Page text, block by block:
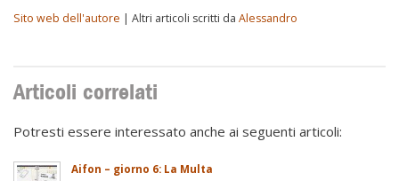
Sito web dell'autore | Altri articoli scritti da Alessandro
Articoli correlati
Potresti essere interessato anche ai seguenti articoli:
Aifon – giorno 6: La Multa